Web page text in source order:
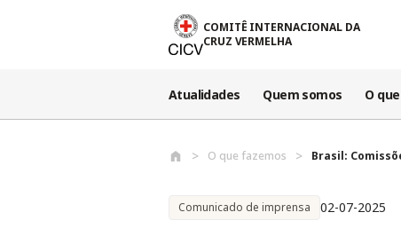
Passar para o conteúdo principal
COMITÊ INTERNACIONAL DA
CRUZ VERMELHA
Atualidades Quem somos O
O que fazemos Brasil:
Comunicado de imprensa 02-07-2025